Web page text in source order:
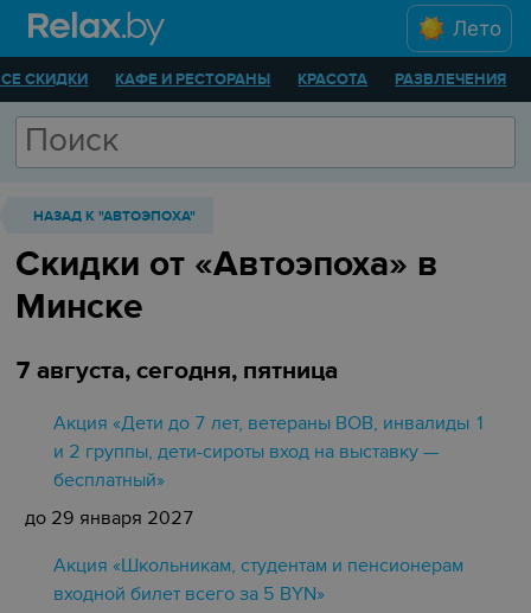
Лето
СКИДКИ КАФЕ И РЕСТОРАНЫ КРАСОТА РАЗВЛЕЧЕНИЯ
НАЗАД К "АВТОЭПОХА"
Скидки от «Автоэпоха» в
Минске
7 августа, сегодня, пятница
Акция «Дети до 7 лет, ветераны ВОВ, инвалиды 1
и 2 группы, дети-сироты вход на выставку —
бесплатный»
до 29 января 2027
Акция «Школьникам, студентам и пенсионерам
входной билет всего за 5 BYN»